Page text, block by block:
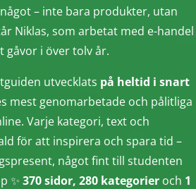
– inte bara produkter, utan
Niklas, som arbetat med e-handel
gåvor i över tolv år.
utvecklats på heltid i snart
mest genomarbetade och pålitliga
Varje kategori, text och
för att inspirera och spara tid –
något fint till studenten
✨ 370 sidor, 280 kategorieroch 1